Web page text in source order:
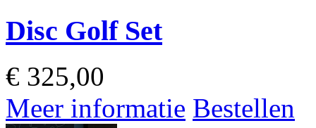
Disc Golf Set
€ 325,00
Meer informatie Bestellen